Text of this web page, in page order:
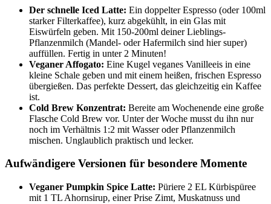
Der schnelle Iced Latte: Ein doppelter Espresso (oder 100ml
starker Filterkaffee), kurz abgekühlt, in ein Glas mit
Eiswürfeln geben. Mit 150-200ml deiner Lieblings-
Pflanzenmilch (Mandel- oder Hafermilch sind hier super)
auffüllen. Fertig in unter 2 Minuten!
Veganer Affogato: Eine Kugel veganes Vanilleeis in eine
kleine Schale geben und mit einem heißen, frischen Espresso
übergießen. Das perfekte Dessert, das gleichzeitig ein Kaffee
ist.
Cold Brew Konzentrat: Bereite am Wochenende eine große
Flasche Cold Brew vor. Unter der Woche musst du ihn nur
noch im Verhältnis 1:2 mit Wasser oder Pflanzenmilch
mischen. Unglaublich praktisch und lecker.
Aufwändigere Versionen für besondere Momente
Veganer Pumpkin Spice Latte: Püriere 2 EL Kürbispüree
mit 1 TL Ahornsirup, einer Prise Zimt, Muskatnuss und